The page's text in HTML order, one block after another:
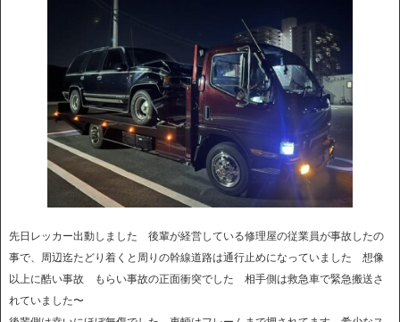
先日レッカー出動しました 後輩が経営している修理屋の従業員が事故したの
事で、周辺迄たどり着くと周りの幹線道路は通行止めになっていました 想像
以上に酷い事故 もらい事故の正面衝突でした 相手側は救急車で緊急搬送さ
れていました〜